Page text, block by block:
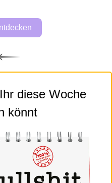
diese Woche
könnt